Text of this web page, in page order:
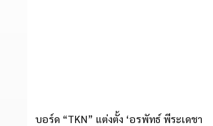
บอร์ด “TKN” แต่งตั้ง ‘อรพัทธ์ พีระเดชา